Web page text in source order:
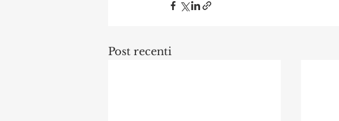
Post recenti